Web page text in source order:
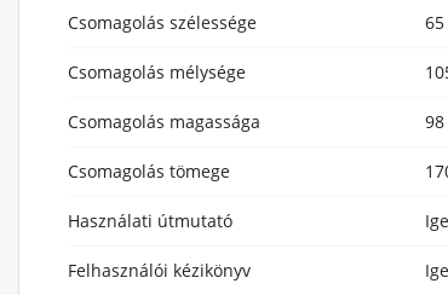
Csomagolás szélessége
Csomagolás mélysége
Csomagolás magassága
Csomagolás tömege
Használati útmutató
Felhasználói kézikönyv